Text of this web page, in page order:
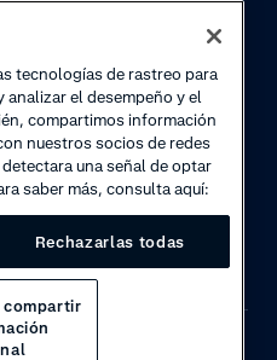
Newsletter
Trabaja con nosotros
tecnologías de rastreo para
analizar el desempeño y el
compartimos información
nuestros socios de redes
una señal de optar
saber más, consulta aquí:
Rechazarlas todas
compartir